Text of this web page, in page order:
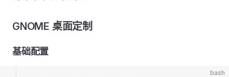
GNOME 桌面定制
基础配置
bash